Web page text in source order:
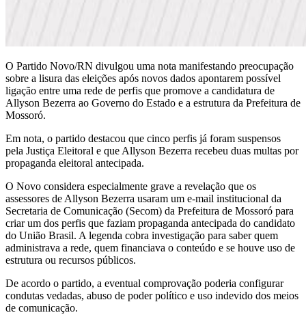
O Partido Novo/RN divulgou uma nota manifestando preocupação
sobre a lisura das eleições após novos dados apontarem possível
ligação entre uma rede de perfis que promove a candidatura de
Allyson Bezerra ao Governo do Estado e a estrutura da Prefeitura de
Mossoró.
Em nota, o partido destacou que cinco perfis já foram suspensos
pela Justiça Eleitoral e que Allyson Bezerra recebeu duas multas por
propaganda eleitoral antecipada.
O Novo considera especialmente grave a revelação que os
assessores de Allyson Bezerra usaram um e-mail institucional da
Secretaria de Comunicação (Secom) da Prefeitura de Mossoró para
criar um dos perfis que faziam propaganda antecipada do candidato
do União Brasil. A legenda cobra investigação para saber quem
administrava a rede, quem financiava o conteúdo e se houve uso de
estrutura ou recursos públicos.
De acordo o partido, a eventual comprovação poderia configurar
condutas vedadas, abuso de poder político e uso indevido dos meios
de comunicação.